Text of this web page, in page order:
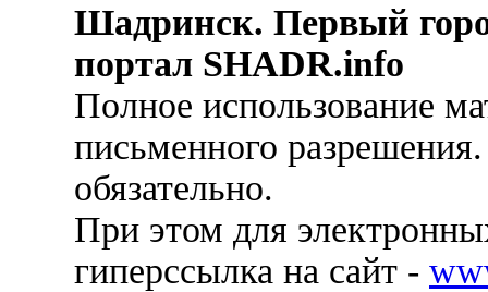
Шадринск. Первый
портал SHADR.info
Полное использование
письменного
обязательно.
При этом для
гиперссылка на сайт -